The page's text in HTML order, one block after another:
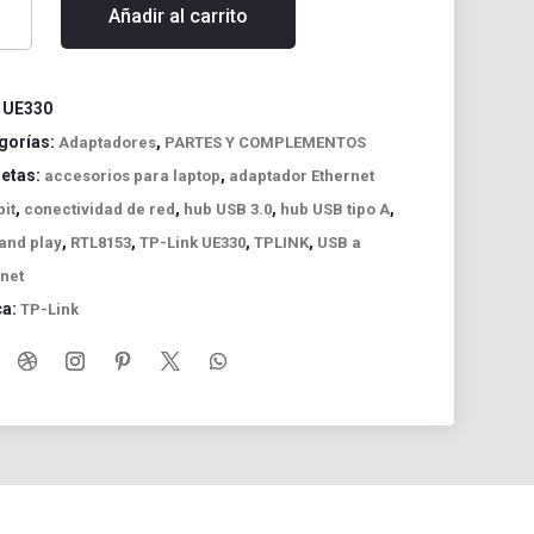
Añadir al carrito
UE330
Adaptadores, PARTES Y COMPLEMENTOS
accesorios para laptop, adaptador Ethernet
, conectividad de red , hub USB 3.0, hub USB tipo A,
play, RTL8153, TP-Link UE330, TPLINK, USB a
TP-Link